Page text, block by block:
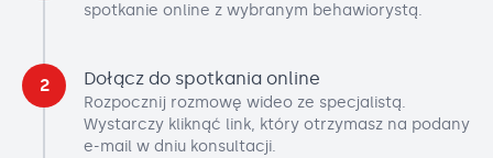
spotkanie online z wybranym behawiorystą.
2 Dołącz do spotkania online
Rozpocznij rozmowę wideo ze specjalistą.
Wystarczy kliknąć link, który otrzymasz na podany
e-mail w dniu konsultacji.